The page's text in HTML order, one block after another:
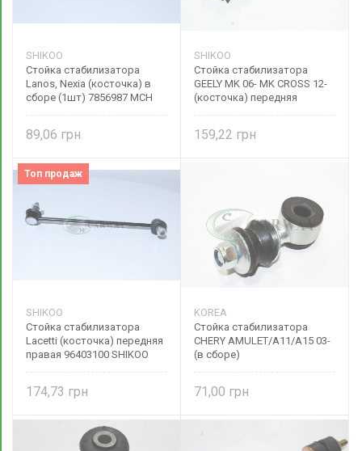
SHIKOO
Стойка стабилизатора
Lanos, Nexia (косточка) в
сборе (1шт) 7856987 MCH
89,06
SHIKOO
Стойка стабилизатора
GEELY MK 06- MK CROSS 12-
(косточка) передняя
159,22
Топ продаж
SHIKOO
Стойка стабилизатора
Lacetti (косточка) передняя
правая 96403100 SHIKOO
174,73
KOREA
Стойка стабилизатора
CHERY AMULET/A11/A15 03-
(в сборе)
71,00